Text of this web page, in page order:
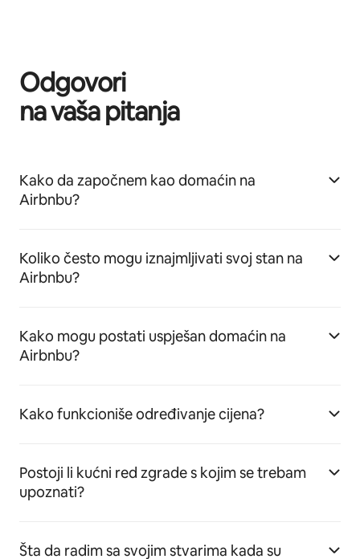
Odgovori
na vaša pitanja
Kako da započnem kao domaćin na
Airbnbu?
Koliko često mogu iznajmljivati svoj stan na
Airbnbu?
Kako mogu postati uspješan domaćin na
Airbnbu?
Kako funkcioniše određivanje cijena?
Postoji li kućni red zgrade s kojim se trebam
upoznati?
Šta da radim sa svojim stvarima kada su